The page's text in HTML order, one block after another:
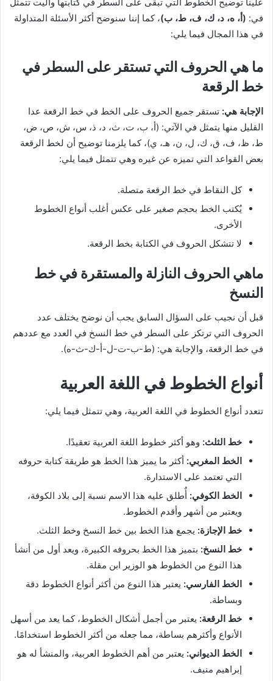
علينا توضيح الخطوط التي تبقى على السطر في كتابتها واليت تتمثل
في: (أ، ه، د، ك، ف، ط، ب)، كما إننا سنوضح أكثر الأسئلة المتداولة
في هذا المجال فيما يلي:
ما هي الحروف التي تستقر على السطر في
خط الرقعة
الإجابة هي: تستقر جميع الحروف على الخط في خط الرقعة عدا
القليل منها يتمثل في الآتي: (أ، ب، ت، ث، د، ذ، س، ش، ص، ض،
ط، ظ، ف، ق، ك، ل، ن، هـ، ي)، كما يلزمنا توضيح أن لخط الرقعة
بعض القواعد التي تميزه عن غيره وهي تتمثل فيما يلي:
كل النقاط في خط الرقعة متصلة.
يُكتب الخط بحجم صغير على عكس أغلب أنواع الخطوط
الأخرى.
لا تتشكل الحروف في الكتابة بخط الرقعة.
ماهي الحروف النازلة والمستقرة في خط
النسخ
قبل أن نجيب على السؤال السابق يجب أن نوضح يختلف عدد
الحروف التي ترتكز على السطر في خط النسخ في العدد مع عددهم
في خط الرقعة، والإجابة هي: (ط-ب-ت-ل-أ-ك-ث-ه).
أنواع الخطوط في اللغة العربية
تتعدد أنواع الخطوط في اللغة العربية، وهي تتمثل فيما يلي:
خط الثلث: وهو أكثر خطوط اللغة العربية تعقيدًا.
الخط المغربي: أكثر ما يميز هذا الخط هو طريقة كتابة حروفه
التي تعتمد على الاستدارة.
الخط الكوفي: أٌطلق عليه هذا الاسم نسبة إلى بلاد الكوفة،
ويعتبر من أشهر وأقدم الخطوط.
خط الإجازة: يجمع هذا الخط بين خط النسخ وخط الثلث.
خط النسخ: بتميز هذا الخط بحروفه الكبيرة، ويعد أول من أنشأ
هذا النوع من الخطوط هو الوزير ابن مقلة.
الخط الفارسي: يعتبر هذا النوع من أكثر أنواع الخطوط دقة
وبساطة.
خط الرقعة: يعتبر من أجمل أشكال الخطوط، كما يعد من أسهل
الأنواع وأكثرهم بساطة، مما جعله من أكثر الخطوط استخدامًا.
الخط الديواني: يعتبر من أهم الخطوط العربية، والمنشأ له هو
إبراهيم منيف.